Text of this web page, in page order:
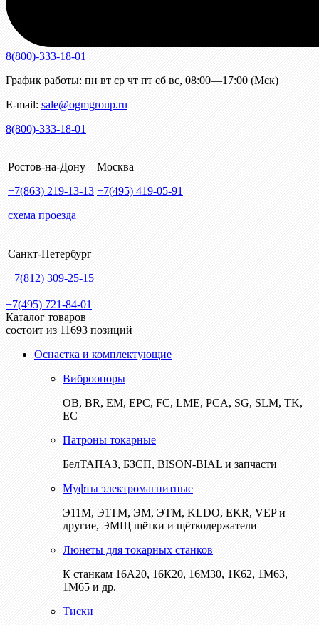
8(800)-333-18-01
График работы: пн вт ср чт пт сб вс, 08:00—17:00 (Мск)
E-mail: sale@ogmgroup.ru
8(800)-333-18-01
Ростов-на-Дону
+7(863) 219-13-13
схема проезда
Москва
+7(495) 419-05-91
Санкт-Петербург
+7(812) 309-25-15
+7(495) 721-84-01
Каталог товаров
состоит из 11693 позиций
Оснастка и комплектующие
Виброопоры
ОВ, BR, EM, EPC, FC, LME, PCA, SG, SLM, TK,
EC
Патроны токарные
БелТАПАЗ, БЗСП, BISON-BIAL и запчасти
Муфты электромагнитные
Э11М, Э1ТМ, ЭМ, ЭТМ, KLDO, EKR, VEP и
другие, ЭМЩ щётки и щёткодержатели
Люнеты для токарных станков
К станкам 16А20, 16К20, 16М30, 1К62, 1М63,
1М65 и др.
Тиски